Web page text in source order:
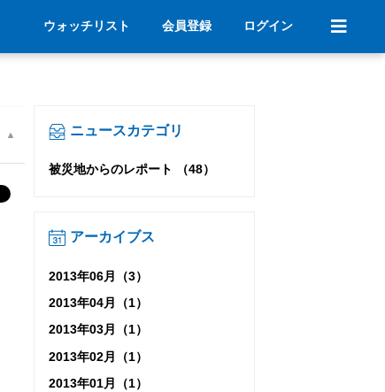
ウォッチリスト 会員登録 ログイン
ニュースカテゴリ
被災地からのレポート （48）
アーカイブス
2013年06月（3）
2013年04月（1）
2013年03月（1）
2013年02月（1）
2013年01月（1）